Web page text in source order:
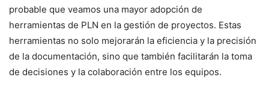
probable que veamos una mayor adopción de
herramientas de PLN en la gestión de proyectos. Estas
herramientas no solo mejorarán la eficiencia y la precisión
de la documentación, sino que también facilitarán la toma
de decisiones y la colaboración entre los equipos.